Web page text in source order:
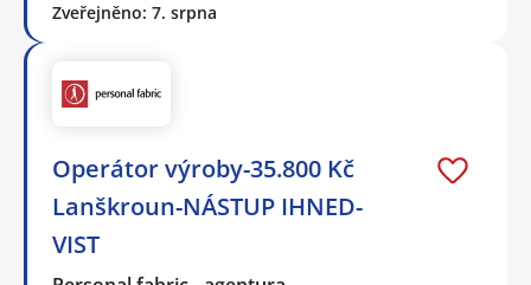
Zveřejněno: 7. srpna
Operátor výroby-35.800 Kč
Lanškroun-NÁSTUP IHNED-
VIST